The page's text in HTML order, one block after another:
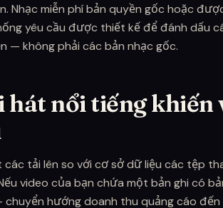
Nhạc miễn phí bản quyền gốc hoặc
yêu cầu được thiết kế để đánh dấu
— không phải các bản nhạc gốc.
hát nổi tiếng khiến
tải lên so với cơ sở dữ liệu các tệp
video của bạn chứa một bản ghi có
hướng doanh thu quảng cáo